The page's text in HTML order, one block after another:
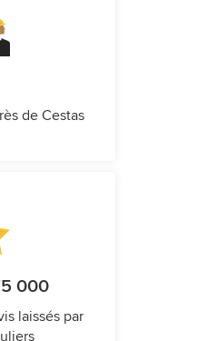
de Cestas
000
laissés par